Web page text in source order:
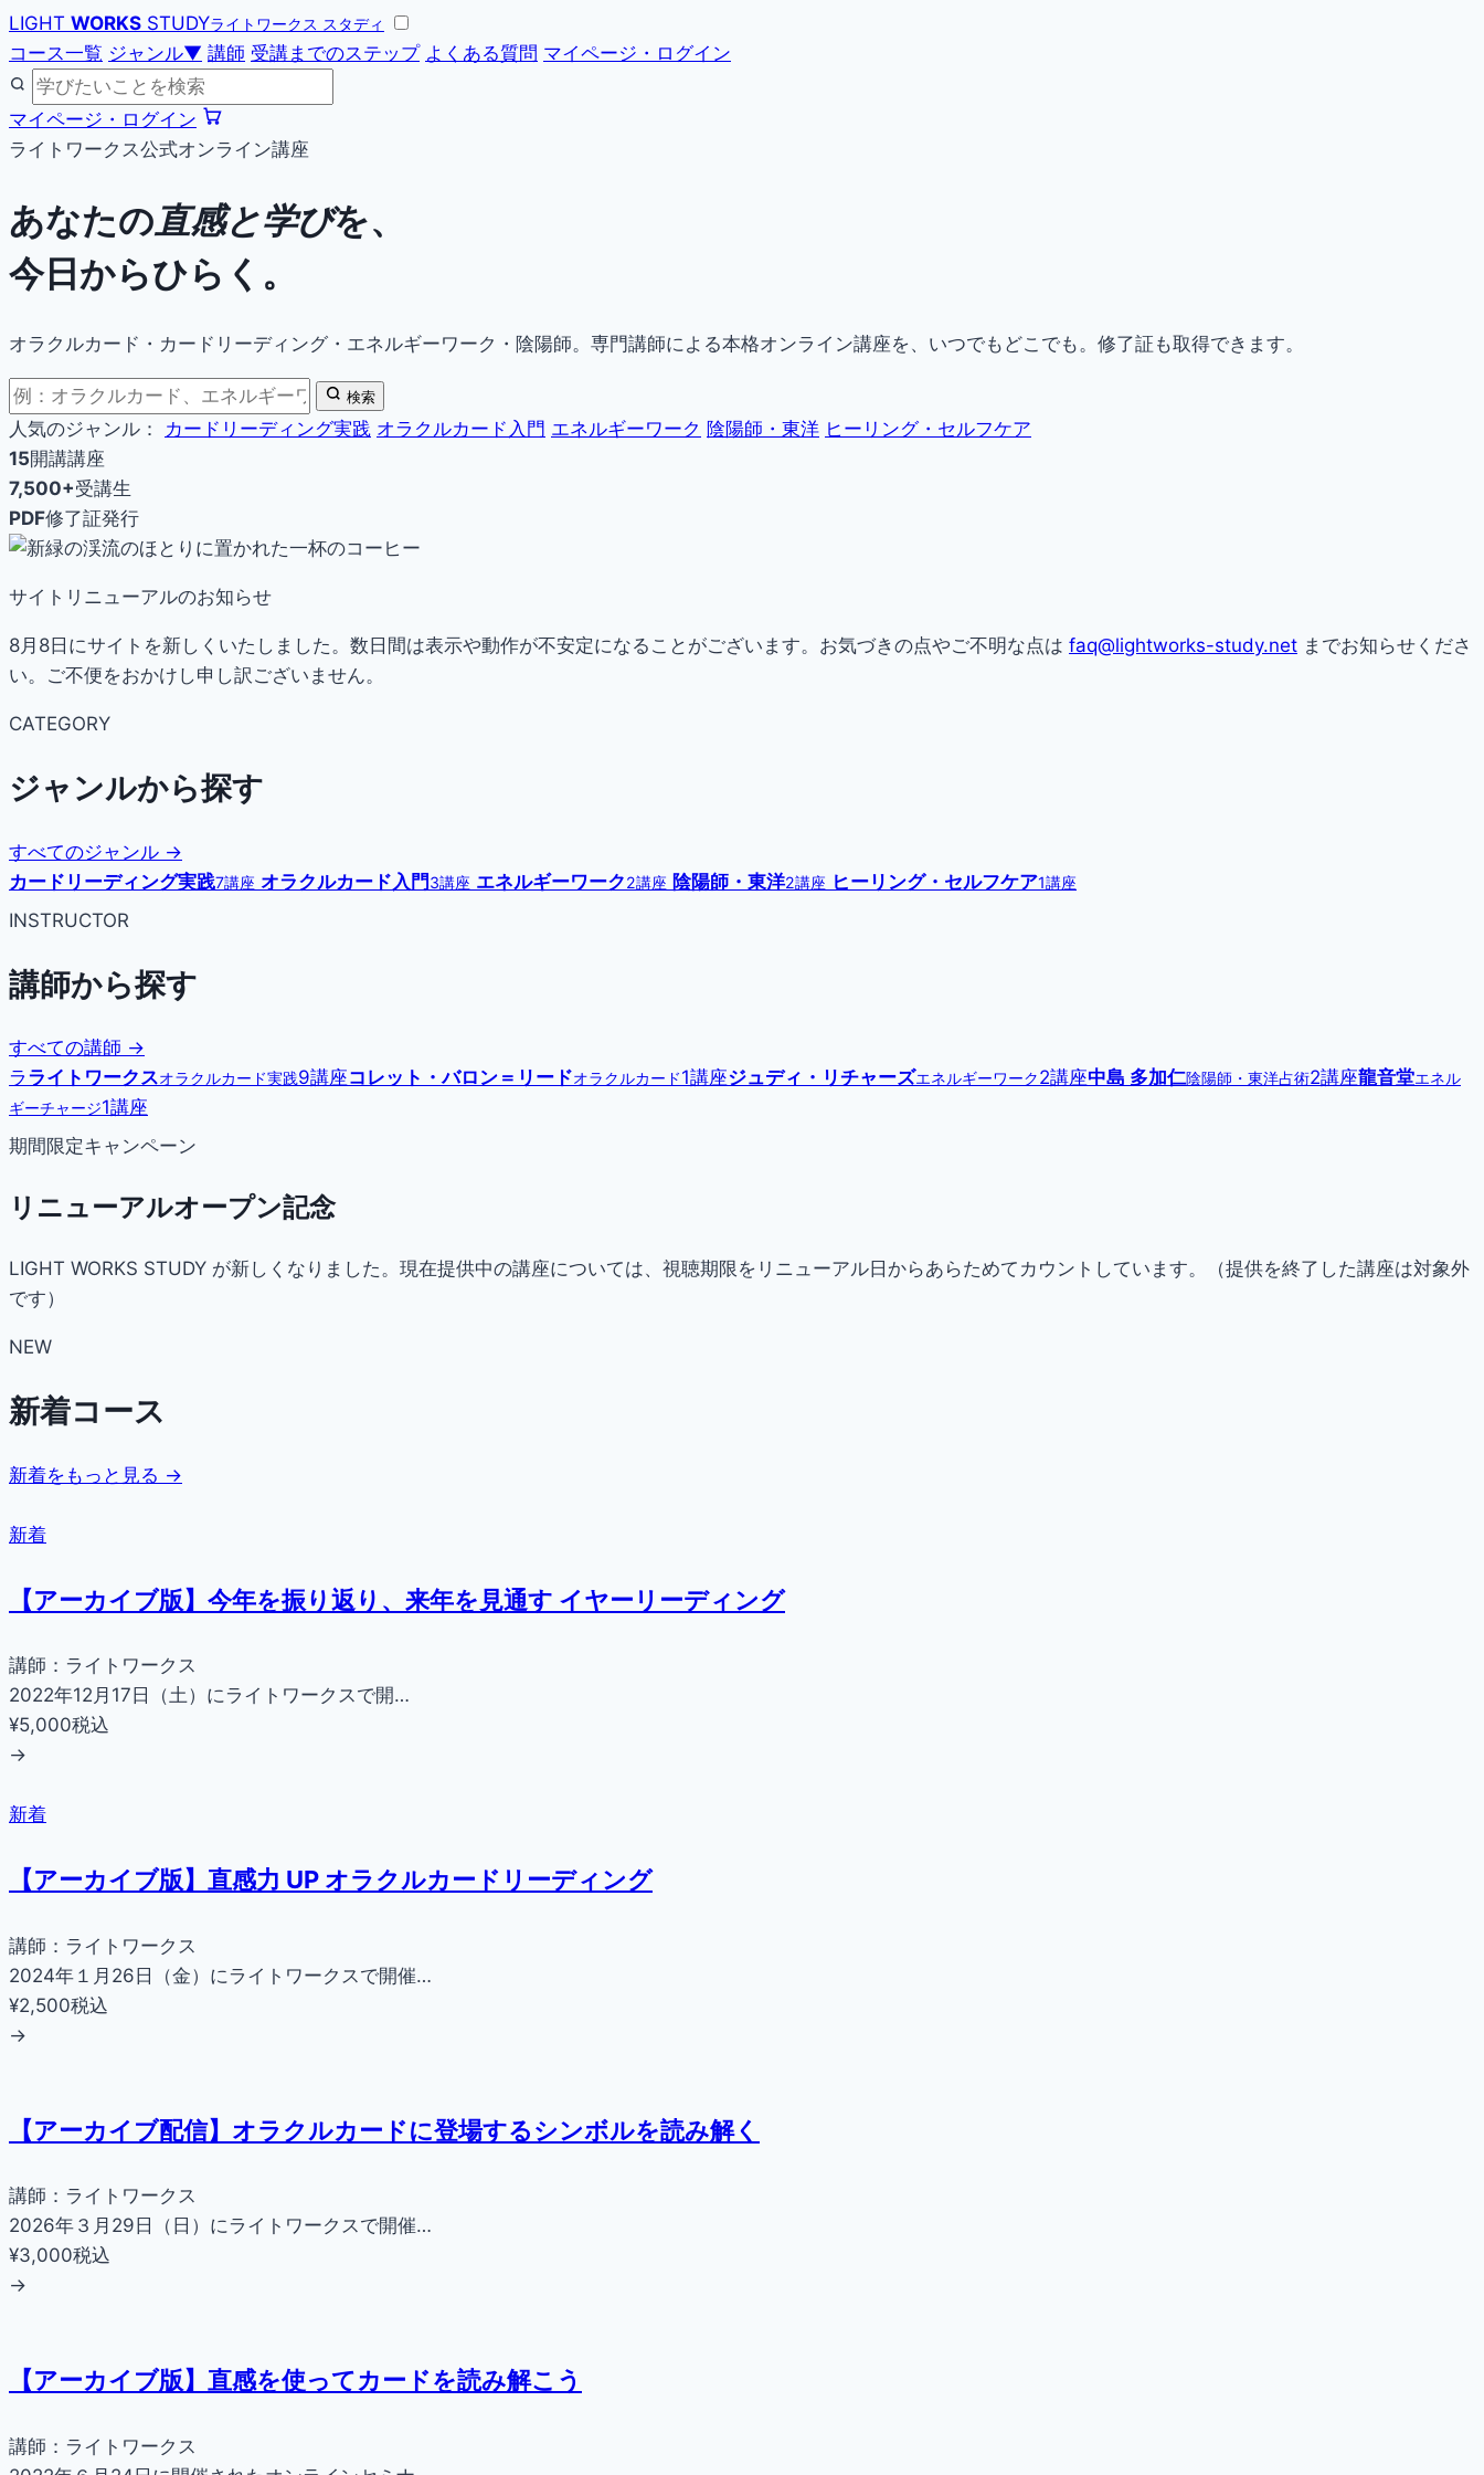
LIGHT WORKS STUDYライトワークス スタディ
コース一覧 ジャンル▼ 講師 受講までのステップ よくある質問 マイページ・ログイン
マイページ・ログイン
ライトワークス公式オンライン講座
あなたの直感と学びを、
今日からひらく。
オラクルカード・カードリーディング・エネルギーワーク・陰陽師。専門講師による本格オンライン講座を、いつでもどこでも。修了証も取得できます。
検索
人気のジャンル： カードリーディング実践 オラクルカード入門 エネルギーワーク 陰陽師・東洋 ヒーリング・セルフケア
15開講講座
7,500+受講生
PDF修了証発行
サイトリニューアルのお知らせ
8月8日にサイトを新しくいたしました。数日間は表示や動作が不安定になることがございます。お気づきの点やご不明な点は faq@lightworks-study.net までお知らせくださ
い。ご不便をおかけし申し訳ございません。
CATEGORY
ジャンルから探す
すべてのジャンル →
カードリーディング実践7講座 オラクルカード入門3講座 エネルギーワーク2講座 陰陽師・東洋2講座 ヒーリング・セルフケア1講座
INSTRUCTOR
講師から探す
すべての講師 →
ラ ライトワークスオラクルカード実践9講座コレット・バロン＝リードオラクルカード1講座ジュディ・リチャーズエネルギーワーク2講座中島 多加仁陰陽師・東洋占術2講座龍音堂エネル
ギーチャージ1講座
期間限定キャンペーン
リニューアルオープン記念
LIGHT WORKS STUDY が新しくなりました。現在提供中の講座については、視聴期限をリニューアル日からあらためてカウントしています。（提供を終了した講座は対象外
です）
NEW
新着コース
新着をもっと見る →
新着
【アーカイブ版】今年を振り返り、来年を見通す イヤーリーディング
講師：ライトワークス
2022年12月17日（土）にライトワークスで開…
¥5,000税込
→
新着
【アーカイブ版】直感力 UP オラクルカードリーディング
講師：ライトワークス
2024年１月26日（金）にライトワークスで開催…
¥2,500税込
→
【アーカイブ配信】オラクルカードに登場するシンボルを読み解く
講師：ライトワークス
2026年３月29日（日）にライトワークスで開催…
¥3,000税込
→
【アーカイブ版】直感を使ってカードを読み解こう
講師：ライトワークス